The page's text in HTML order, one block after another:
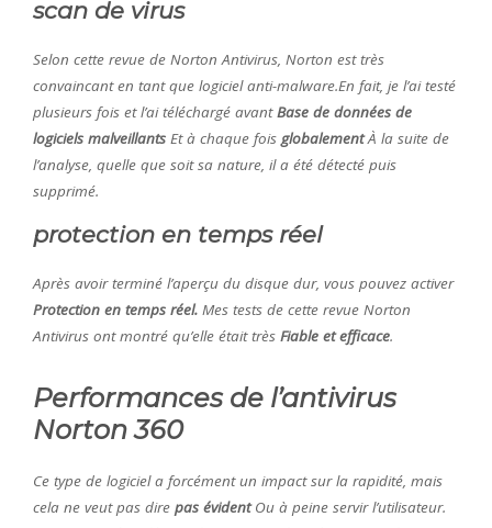
scan de virus
Selon cette revue de Norton Antivirus, Norton est très
convaincant en tant que logiciel anti-malware.En fait, je l’ai testé
plusieurs fois et l’ai téléchargé avantBase de données de
logiciels malveillants Et à chaque fois globalementÀ la suite de
l’analyse, quelle que soit sa nature, il a été détecté puis
supprimé.
protection en temps réel
Après avoir terminé l’aperçu du disque dur, vous pouvez activer
Protection en temps réel. Mes tests de cette revue Norton
Antivirus ont montré qu’elle était très Fiable et efficace.
Performances de l’antivirus
Norton 360
Ce type de logiciel a forcément un impact sur la rapidité, mais
cela ne veut pas dire pas évidentOu à peine servir l’utilisateur.